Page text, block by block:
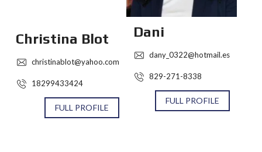
Christina Blot
christinablot@yahoo.com
18299433424
FULL PROFILE
Dani
dany_0322@hotmail.es
829-271-8338
FULL PROFILE